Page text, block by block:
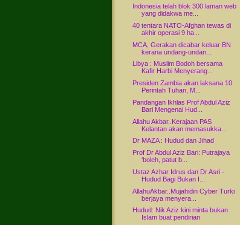
Indonesia telah blok 300 laman web
yang didakwa me...
40 tentara NATO-Afghan tewas di
akhir operasi 9 ha...
MCA, Gerakan dicabar keluar BN
kerana undang-undan...
Libya : Muslim Bodoh bersama
Kafir Harbi Menyerang...
Presiden Zambia akan laksana 10
Perintah Tuhan, M...
Pandangan Ikhlas Prof Abdul Aziz
Bari Mengenai Hud...
Allahu Akbar..Kerajaan PAS
Kelantan akan memasukka...
Dr MAZA : Hudud dan Jihad
Prof Dr Abdul Aziz Bari: Putrajaya
‘boleh, patut b...
Ustaz Azhar Idrus dan Dr Asri -
Hudud Bagi Bukan I...
AllahuAkbar..Mujahidin Cyber Turki
berjaya menyera...
Hudud: Nik Aziz kini minta bukan
Islam buat pendirian